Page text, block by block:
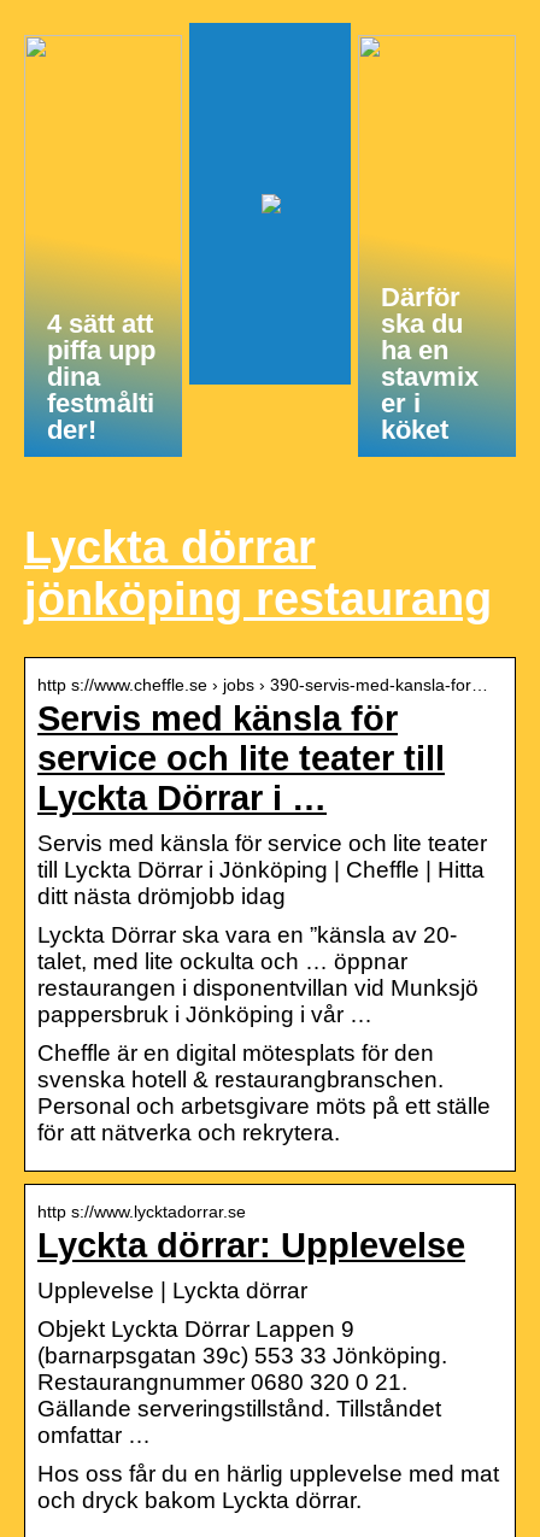
4 sätt att
piffa upp
dina
festmålti
der!
Därför
ska du
ha en
stavmix
er i
köket
Lyckta dörrar
jönköping restaurang
http s://www.cheffle.se › jobs › 390-servis-med-kansla-for…
Servis med känsla för
service och lite teater till
Lyckta Dörrar i …
Servis med känsla för service och lite teater
till Lyckta Dörrar i Jönköping | Cheffle | Hitta
ditt nästa drömjobb idag
Lyckta Dörrar ska vara en ”känsla av 20-
talet, med lite ockulta och … öppnar
restaurangen i disponentvillan vid Munksjö
pappersbruk i Jönköping i vår …
Cheffle är en digital mötesplats för den
svenska hotell & restaurangbranschen.
Personal och arbetsgivare möts på ett ställe
för att nätverka och rekrytera.
http s://www.lycktadorrar.se
Lyckta dörrar: Upplevelse
Upplevelse | Lyckta dörrar
Objekt Lyckta Dörrar Lappen 9
(barnarpsgatan 39c) 553 33 Jönköping.
Restaurangnummer 0680 320 0 21.
Gällande serveringstillstånd. Tillståndet
omfattar …
Hos oss får du en härlig upplevelse med mat
och dryck bakom Lyckta dörrar.